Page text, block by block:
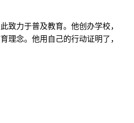
致力于普及教育。他创办学校，
理念。他用自己的行动证明了，